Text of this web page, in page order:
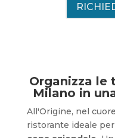
Organizza le
Milano in
All'Origine, nel
ristorante ideale